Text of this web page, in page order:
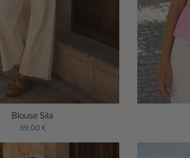
Blouse Sila
39,00 €